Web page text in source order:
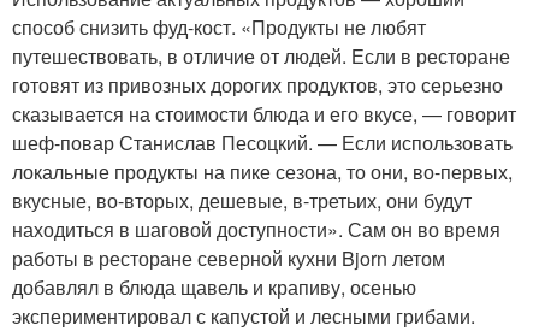
способ снизить фуд-кост. «Продукты не любят
путешествовать, в отличие от людей. Если в ресторане
готовят из привозных дорогих продуктов, это серьезно
сказывается на стоимости блюда и его вкусе, — говорит
шеф-повар Станислав Песоцкий. — Если использовать
локальные продукты на пике сезона, то они, во-первых,
вкусные, во-вторых, дешевые, в-третьих, они будут
находиться в шаговой доступности». Сам он во время
работы в ресторане северной кухни Bjorn летом
добавлял в блюда щавель и крапиву, осенью
экспериментировал с капустой и лесными грибами.